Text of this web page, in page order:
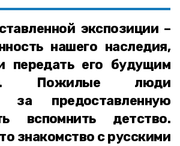
экспозиции –
нашего наследия,
передать его будущим
Пожилые люди
за предоставленную
вспомнить детство.
знакомство с русскими